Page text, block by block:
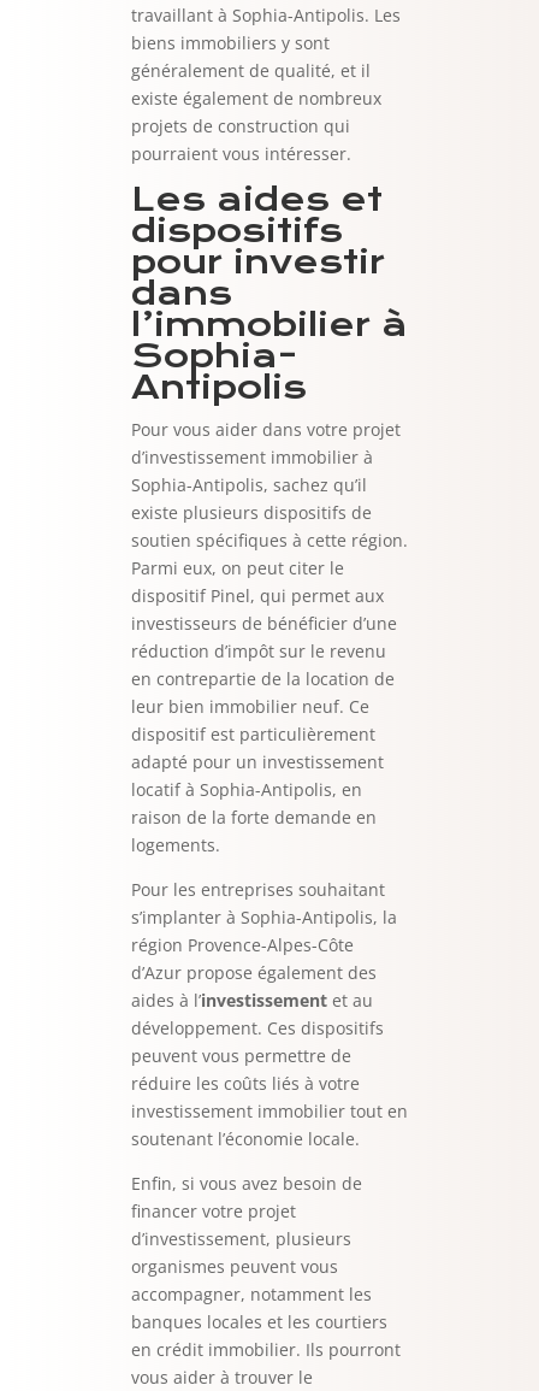
travaillant à Sophia-Antipolis. Les
biens immobiliers y sont
généralement de qualité, et il
existe également de nombreux
projets de construction qui
pourraient vous intéresser.
Les aides et
dispositifs
pour investir
dans
l’immobilier à
Sophia-
Antipolis
Pour vous aider dans votre projet
d’investissement immobilier à
Sophia-Antipolis, sachez qu’il
existe plusieurs dispositifs de
soutien spécifiques à cette région.
Parmi eux, on peut citer le
dispositif Pinel, qui permet aux
investisseurs de bénéficier d’une
réduction d’impôt sur le revenu
en contrepartie de la location de
leur bien immobilier neuf. Ce
dispositif est particulièrement
adapté pour un investissement
locatif à Sophia-Antipolis, en
raison de la forte demande en
logements.
Pour les entreprises souhaitant
s’implanter à Sophia-Antipolis, la
région Provence-Alpes-Côte
d’Azur propose également des
aides à l’investissementet au
développement. Ces dispositifs
peuvent vous permettre de
réduire les coûts liés à votre
investissement immobilier tout en
soutenant l’économie locale.
Enfin, si vous avez besoin de
financer votre projet
d’investissement, plusieurs
organismes peuvent vous
accompagner, notamment les
banques locales et les courtiers
en crédit immobilier. Ils pourront
vous aider à trouver le